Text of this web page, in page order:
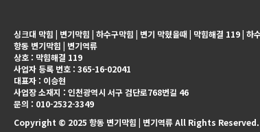
싱크대 막힘 | 변기막힘 | 하수구막힘 | 변기 막혔을때 | 막힘해결 119 | 하
항동 변기막힘 | 변기역류
상호 : 막힘해결 119
사업자 등록 번호 : 365-16-02041
대표자 : 이승현
사업장 소재지 : 인천광역시 서구 검단로768번길 46
문의 : 010-2532-3349
Copyright © 2025 항동 변기막힘 | 변기역류 All Rights Reserved.